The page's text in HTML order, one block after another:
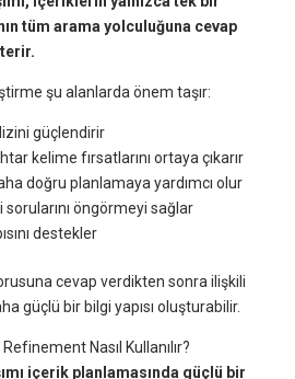
tüm arama yolculuğuna cevap
şu alanlarda önem taşır:
güçlendirir
kelime fırsatlarını ortaya çıkarır
doğru planlamaya yardımcı olur
sorularını öngörmeyi sağlar
destekler
cevap verdikten sonra ilişkili
güçlü bir bilgi yapısı oluşturabilir.
Nasıl Kullanılır?
içerik planlamasında güçlü bir